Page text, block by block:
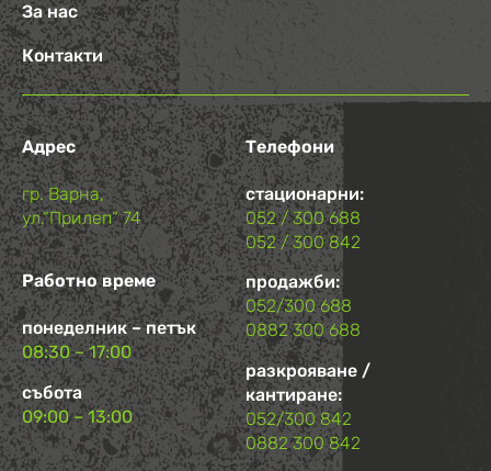
За нас
Контакти
Адрес
гр. Варна,
ул.“Прилеп“ 74
Работно време
понеделник – петък
08:30 – 17:00
събота
09:00 – 13:00
Телефони
стационарни:
052 / 300 688
052 / 300 842
продажби:
052/300 688
0882 300 688
разкрояване /
кантиране:
052/300 842
0882 300 842